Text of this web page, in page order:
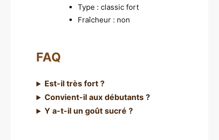
Type : classic fort
Fraîcheur : non
FAQ
Est-il très fort ?
Convient-il aux débutants ?
Y a-t-il un goût sucré ?